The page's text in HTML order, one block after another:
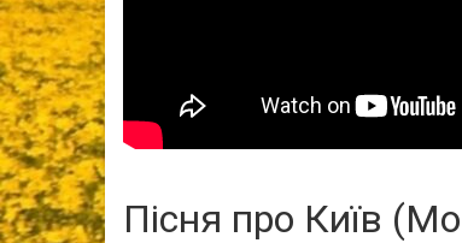
Пісня про Київ